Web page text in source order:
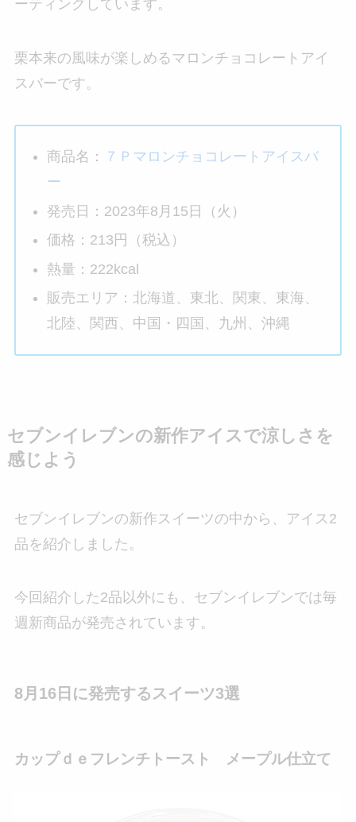
ーティングしています。
栗本来の風味が楽しめるマロンチョコレートアイ
スバーです。
商品名：
７Ｐマロンチョコレートアイスバ
ー
発売日：2023年8月15日（火）
価格：213円（税込）
熱量：222kcal
販売エリア：北海道、東北、関東、東海、
北陸、関西、中国・四国、九州、沖縄
セブンイレブンの新作アイスで涼しさを
感じよう
セブンイレブンの新作スイーツの中から、アイス2
品を紹介しました。
今回紹介した2品以外にも、セブンイレブンでは毎
週新商品が発売されています。
8月16日に発売するスイーツ3選
カップｄｅフレンチトースト メープル仕立て